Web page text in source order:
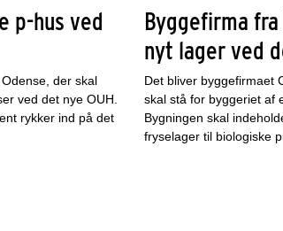
p-hus ved
der skal
ved det nye OUH.
rykker ind på det
Byggefirma
nyt lager ved
Det bliver byggefirmaet
skal stå for byggeriet af
Bygningen skal
fryselager til biologiske